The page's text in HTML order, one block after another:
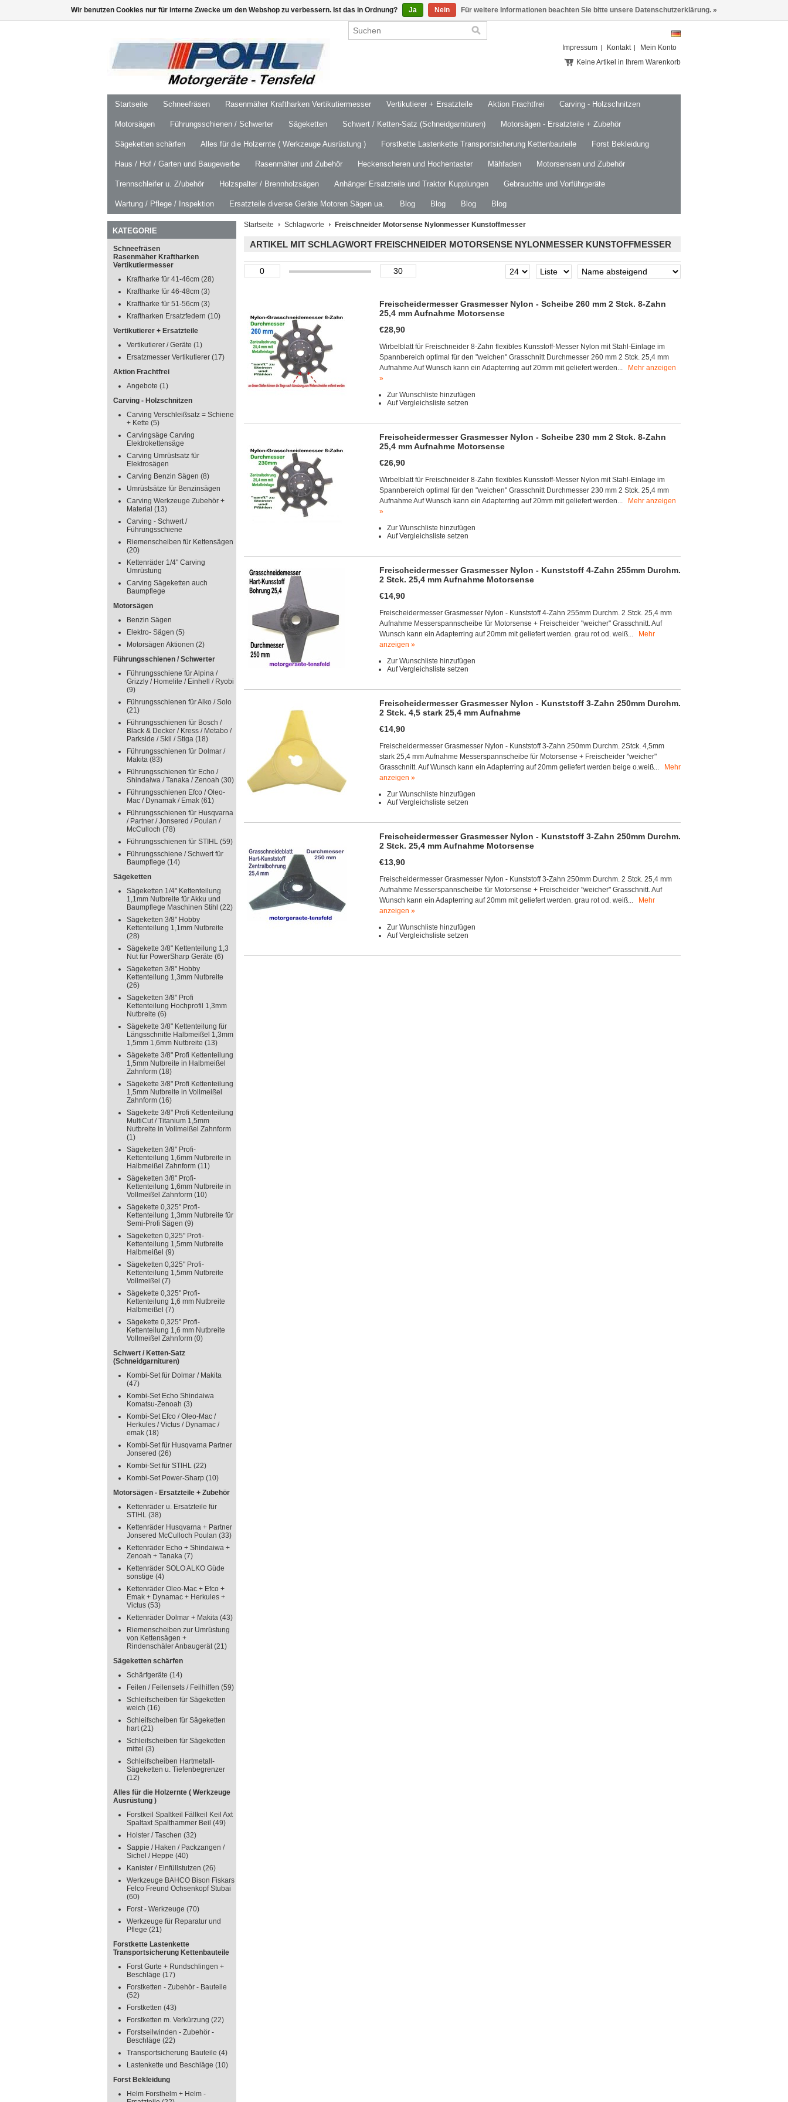
Impressum Kontakt
Mein Konto
Keine Artikel in Ihrem Warenkorb
Startseite Schneefräsen Rasenmäher Kraftharken Vertikutiermesser Vertikutierer + Ersatzteile Aktion Frachtfrei Carving - Holzschnitzen
Motorsägen Führungsschienen / Schwerter Sägeketten Schwert / Ketten-Satz (Schneidgarnituren) Motorsägen - Ersatzteile + Zubehör
Sägeketten schärfen Alles für die Holzernte ( Werkzeuge Ausrüstung ) Forstkette Lastenkette Transportsicherung Kettenbauteile Forst Bekleidung
Haus / Hof / Garten und Baugewerbe Rasenmäher und Zubehör Heckenscheren und Hochentaster Mähfaden Motorsensen und Zubehör
Trennschleifer u. Z/ubehör Holzspalter / Brennholzsägen Anhänger Ersatzteile und Traktor Kupplungen Gebrauchte und Vorführgeräte
Wartung / Pflege / Inspektion Ersatzteile diverse Geräte Motoren Sägen ua. Blog Blog Blog Blog
KATEGORIE
Schneefräsen
Rasenmäher Kraftharken
Vertikutiermesser
Kraftharke für 41-46cm (28)
Kraftharke für 46-48cm (3)
Kraftharke für 51-56cm (3)
Kraftharken Ersatzfedern (10)
Vertikutierer + Ersatzteile
Vertikutierer / Geräte (1)
Ersatzmesser Vertikutierer (17)
Aktion Frachtfrei
Angebote (1)
Carving - Holzschnitzen
Carving Verschleißsatz = Schiene
+ Kette (5)
Carvingsäge Carving
Elektrokettensäge
Carving Umrüstsatz für
Elektrosägen
Carving Benzin Sägen (8)
Umrüstsätze für Benzinsägen
Carving Werkzeuge Zubehör +
Material (13)
Carving - Schwert /
Führungsschiene
Riemenscheiben für Kettensägen
(20)
Kettenräder 1/4" Carving
Umrüstung
Carving Sägeketten auch
Baumpflege
Motorsägen
Benzin Sägen
Elektro- Sägen (5)
Motorsägen Aktionen (2)
Führungsschienen / Schwerter
Führungsschiene für Alpina /
Grizzly / Homelite / Einhell / Ryobi
(9)
Führungsschienen für Alko / Solo
(21)
Führungsschienen für Bosch /
Black & Decker / Kress / Metabo /
Parkside / Skil / Stiga (18)
Führungsschienen für Dolmar /
Makita (83)
Führungsschienen für Echo /
Shindaiwa / Tanaka / Zenoah (30)
Führungsschienen Efco / Oleo-
Mac / Dynamak / Emak (61)
Führungsschienen für Husqvarna
/ Partner / Jonsered / Poulan /
McCulloch (78)
Führungsschienen für STIHL (59)
Führungsschiene / Schwert für
Baumpflege (14)
Sägeketten
Sägeketten 1/4" Kettenteilung
1,1mm Nutbreite für Akku und
Baumpflege Maschinen Stihl (22)
Sägeketten 3/8" Hobby
Kettenteilung 1,1mm Nutbreite
(28)
Sägekette 3/8" Kettenteilung 1,3
Nut für PowerSharp Geräte (6)
Sägeketten 3/8" Hobby
Kettenteilung 1,3mm Nutbreite
(26)
Sägeketten 3/8" Profi
Kettenteilung Hochprofil 1,3mm
Nutbreite (6)
Sägekette 3/8" Kettenteilung für
Längsschnitte Halbmeißel 1,3mm
1,5mm 1,6mm Nutbreite (13)
Sägekette 3/8" Profi Kettenteilung
1,5mm Nutbreite in Halbmeißel
Zahnform (18)
Sägekette 3/8" Profi Kettenteilung
1,5mm Nutbreite in Vollmeißel
Zahnform (16)
Sägekette 3/8" Profi Kettenteilung
MultiCut / Titanium 1,5mm
Nutbreite in Vollmeißel Zahnform
(1)
Sägeketten 3/8" Profi-
Kettenteilung 1,6mm Nutbreite in
Halbmeißel Zahnform (11)
Sägeketten 3/8" Profi-
Kettenteilung 1,6mm Nutbreite in
Vollmeißel Zahnform (10)
Sägekette 0,325" Profi-
Kettenteilung 1,3mm Nutbreite für
Semi-Profi Sägen (9)
Sägeketten 0,325" Profi-
Kettenteilung 1,5mm Nutbreite
Halbmeißel (9)
Sägeketten 0,325" Profi-
Kettenteilung 1,5mm Nutbreite
Vollmeißel (7)
Sägekette 0,325" Profi-
Kettenteilung 1,6 mm Nutbreite
Halbmeißel (7)
Sägekette 0,325" Profi-
Kettenteilung 1,6 mm Nutbreite
Vollmeißel Zahnform (0)
Schwert / Ketten-Satz
(Schneidgarnituren)
Kombi-Set für Dolmar / Makita
(47)
Kombi-Set Echo Shindaiwa
Komatsu-Zenoah (3)
Kombi-Set Efco / Oleo-Mac /
Herkules / Victus / Dynamac /
emak (18)
Kombi-Set für Husqvarna Partner
Jonsered (26)
Kombi-Set für STIHL (22)
Kombi-Set Power-Sharp (10)
Motorsägen - Ersatzteile + Zubehör
Kettenräder u. Ersatzteile für
STIHL (38)
Kettenräder Husqvarna + Partner
Jonsered McCulloch Poulan (33)
Kettenräder Echo + Shindaiwa +
Zenoah + Tanaka (7)
Kettenräder SOLO ALKO Güde
sonstige (4)
Kettenräder Oleo-Mac + Efco +
Emak + Dynamac + Herkules +
Victus (53)
Kettenräder Dolmar + Makita (43)
Riemenscheiben zur Umrüstung
von Kettensägen +
Rindenschäler Anbaugerät(21)
Sägeketten schärfen
Schärfgeräte (14)
Feilen / Feilensets / Feilhilfen (59)
Schleifscheiben für Sägeketten
weich (16)
Schleifscheiben für Sägeketten
hart(21)
Schleifscheiben für Sägeketten
mittel (3)
Schleifscheiben Hartmetall-
Sägeketten u. Tiefenbegrenzer
(12)
Alles für die Holzernte ( Werkzeuge
Ausrüstung )
Forstkeil Spaltkeil Fällkeil Keil Axt
Spaltaxt Spalthammer Beil (49)
Holster / Taschen (32)
Sappie / Haken / Packzangen /
Sichel / Heppe (40)
Kanister / Einfüllstutzen (26)
Werkzeuge BAHCO Bison Fiskars
Felco Freund Ochsenkopf Stubai
(60)
Forst - Werkzeuge (70)
Werkzeuge für Reparatur und
Pflege (21)
Forstkette Lastenkette
Transportsicherung Kettenbauteile
Forst Gurte + Rundschlingen +
Beschläge (17)
Forstketten - Zubehör - Bauteile
(52)
Forstketten (43)
Forstketten m. Verkürzung (22)
Forstseilwinden - Zubehör -
Beschläge (22)
Transportsicherung Bauteile (4)
Lastenkette und Beschläge (10)
Forst Bekleidung
Helm Forsthelm + Helm -
Startseite Schlagworte Freischneider Motorsense Nylonmesser Kunstoffmesser
ARTIKEL MIT SCHLAGWORT FREISCHNEIDER MOTORSENSE NYLONMESSER KUNSTOFFMESSER
Freischeidermesser Grasmesser Nylon - Scheibe 260 mm 2 Stck. 8-Zahn
25,4 mm Aufnahme Motorsense
€28,90
Wirbelblatt für Freischneider 8-Zahn flexibles Kunsstoff-Messer Nylon mit Stahl-Einlage im
Spannbereich optimal für den "weichen" Grasschnitt Durchmesser 260 mm 2 Stck. 25,4 mm
Aufnahme Auf Wunsch kann ein Adapterring auf 20mm mit geliefert werden...
Mehr anzeigen
»
Zur Wunschliste hinzufügen
Auf Vergleichsliste setzen
Freischeidermesser Grasmesser Nylon - Scheibe 230 mm 2 Stck. 8-Zahn
25,4 mm Aufnahme Motorsense
€26,90
Wirbelblatt für Freischneider 8-Zahn flexibles Kunsstoff-Messer Nylon mit Stahl-Einlage im
Spannbereich optimal für den "weichen" Grasschnitt Durchmesser 230 mm 2 Stck. 25,4 mm
Aufnahme Auf Wunsch kann ein Adapterring auf 20mm mit geliefert werden...
Mehr anzeigen
»
Zur Wunschliste hinzufügen
Auf Vergleichsliste setzen
Freischeidermesser Grasmesser Nylon - Kunststoff 4-Zahn 255mm Durchm.
2 Stck. 25,4 mm Aufnahme Motorsense
€14,90
Freischeidermesser Grasmesser Nylon - Kunststoff 4-Zahn 255mm Durchm. 2 Stck. 25,4 mm
Aufnahme Messerspannscheibe für Motorsense + Freischeider "weicher" Grasschnitt. Auf
Wunsch kann ein Adapterring auf 20mm mit geliefert werden. grau rot od. weiß...
Mehr
anzeigen »
Zur Wunschliste hinzufügen
Auf Vergleichsliste setzen
Freischeidermesser Grasmesser Nylon - Kunststoff 3-Zahn 250mm Durchm.
2 Stck. 4,5 stark 25,4 mm Aufnahme
€14,90
Freischeidermesser Grasmesser Nylon - Kunststoff 3-Zahn 250mm Durchm. 2Stck. 4,5mm
stark 25,4 mm Aufnahme Messerspannscheibe für Motorsense + Freischeider "weicher"
Grasschnitt. Auf Wunsch kann ein Adapterring auf 20mm geliefert werden beige o.weiß...
Mehr
anzeigen »
Zur Wunschliste hinzufügen
Auf Vergleichsliste setzen
Freischeidermesser Grasmesser Nylon - Kunststoff 3-Zahn 250mm Durchm.
2 Stck. 25,4 mm Aufnahme Motorsense
€13,90
Freischeidermesser Grasmesser Nylon - Kunststoff 3-Zahn 250mm Durchm. 2 Stck. 25,4 mm
Aufnahme Messerspannscheibe für Motorsense + Freischeider "weicher" Grasschnitt. Auf
Wunsch kann ein Adapterring auf 20mm mit geliefert werden. grau rot od. weiß...
Mehr
anzeigen »
Zur Wunschliste hinzufügen
Auf Vergleichsliste setzen
Wir benutzen Cookies nur für interne Zwecke um den Webshop zu verbessern. Ist das in Ordnung? Ja Nein Für weitere Informationen beachten Sie bitte unsere Datenschutzerklärung. »